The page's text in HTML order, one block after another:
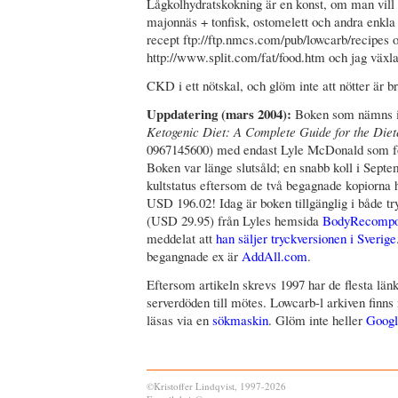
Lågkolhydratskokning är en konst, om man
majonnäs + tonfisk, ostomelett och andra
recept ftp://ftp.nmcs.com/pub/lowcarb/recipes
http://www.split.com/fat/food.htm och jag
CKD i ett nötskal, och glöm inte att nötter är
Uppdatering (mars 2004): Boken som
Ketogenic Diet: A Complete Guide for the
0967145600) med endast Lyle McDonald
Boken var länge slutsåld; en snabb koll i
kultstatus eftersom de två begagnade
USD 196.02! Idag är boken tillgänglig i både
(USD 29.95) från Lyles hemsida
meddelat att han säljer tryckversionen i Sverige
begangnade ex är AddAll.com.
Eftersom artikeln skrevs 1997 har de flesta
serverdöden till mötes. Lowcarb-l arkiven
läsas via en sökmaskin. Glöm inte heller
©Kristoffer Lindqvist, 1997-2026